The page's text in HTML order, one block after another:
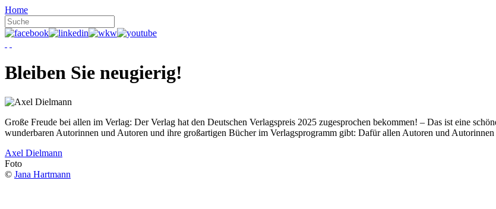
Home
Bleiben Sie neugierig!
Große Freude bei allen im Verlag: Der Verlag hat den Deutschen Verlagspreis 2025 zugesprochen bekommen! – Das ist eine
wunderbaren Autorinnen und Autoren und ihre großartigen Bücher im Verlagsprogramm gibt: Dafür allen Autoren und
Axel Dielmann
Foto
© Jana Hartmann